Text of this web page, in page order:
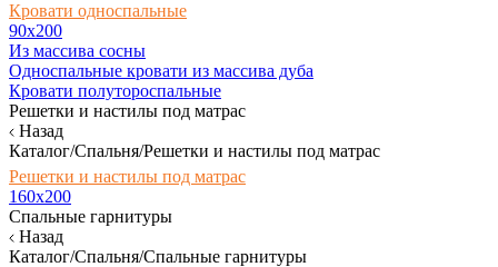
Кровати односпальные
90х200
Из массива сосны
Односпальные кровати из массива дуба
Кровати полутороспальные
Решетки и настилы под матрас
Назад
Каталог/Спальня/Решетки и настилы под матрас
Решетки и настилы под матрас
160х200
Спальные гарнитуры
Назад
Каталог/Спальня/Спальные гарнитуры